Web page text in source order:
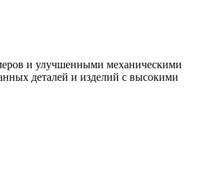
и улучшенными механическими
деталей и изделий с высокими